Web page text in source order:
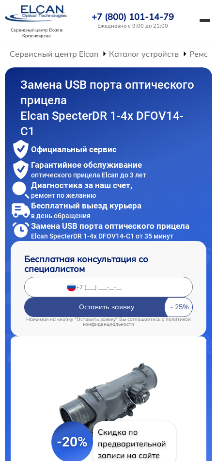
Сервисный центр Elcanв
Красноярске
+7 (800) 101-14-79
Ежедневно с 9:00 до 21:00
Сервисный центр Elcan Каталог устройств
Замена USB порта оптического
прицела
Elcan SpecterDR 1-4x DFOV14-
C1
Официальный сервис
Гарантийное обслуживание
оптического прицела Elcan до 3 лет
Диагностика за наш счет,
ремонт по желанию
Бесплатный выезд курьера
в день обращения
Замена USB порта оптического прицела
Elcan SpecterDR 1-4x DFOV14-C1 от 35 минут
Бесплатная консультация со
специалистом
Оставить заявку
Нажимая на кнопку "Оставить заявку" Вы соглашаетесь c политикой
конфиденциальности
-20%
Скидка по
предварительной
записи на сайте